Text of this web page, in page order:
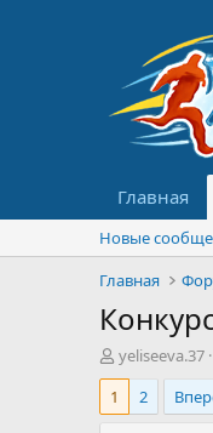
Главная
Новые
Главная
А
в
о
yeliseeva.37
1
2